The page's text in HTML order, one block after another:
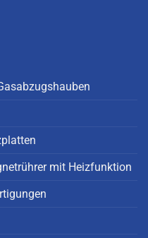
mit Heizfunktion